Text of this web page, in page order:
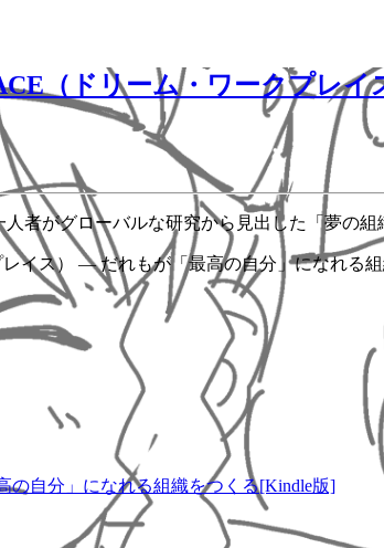
（ドリーム・ワークプレ
者がグローバルな研究から見出した「夢の組
イス） ― だれもが「最高の自分」になれる組
自分」になれる組織をつくる[Kindle版]